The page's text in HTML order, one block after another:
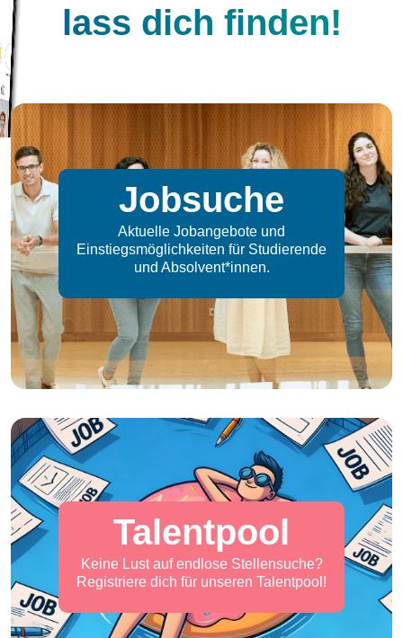
lass dich finden!
Jobsuche
Aktuelle Jobangebote und
Einstiegsmöglichkeiten für Studierende
und Absolvent*innen.
Talentpool
Keine Lust auf endlose Stellensuche?
Registriere dich für unseren Talentpool!